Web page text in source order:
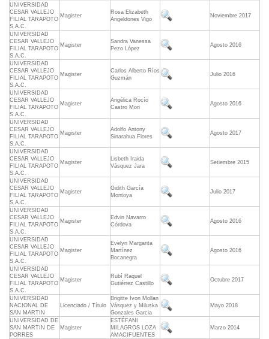
UNIVERSIDAD
CESAR VALLEJO
FILIAL TARAPOTO
S.A.C.
Magister
Rosa Elizabeth
Angeldones Vigo
Noviembre 2017
UNIVERSIDAD
CESAR VALLEJO
FILIAL TARAPOTO
S.A.C.
Magister
Sandra Vanessa
Pezo López
Agosto 2016
UNIVERSIDAD
CESAR VALLEJO
FILIAL TARAPOTO
S.A.C.
Magister
Carlos Alberto Ríos
Guzmán
Julio 2016
UNIVERSIDAD
CESAR VALLEJO
FILIAL TARAPOTO
S.A.C.
Magister
Angélica Rocío
Castro Mori
Agosto 2016
UNIVERSIDAD
CESAR VALLEJO
FILIAL TARAPOTO
S.A.C.
Magister
Adolfo Antony
Sinarahua Flores
Agosto 2017
UNIVERSIDAD
CESAR VALLEJO
FILIAL TARAPOTO
S.A.C.
Magister
Lisbeth Iraida
Vásquez Jara
Setiembre 2015
UNIVERSIDAD
CESAR VALLEJO
FILIAL TARAPOTO
S.A.C.
Magister
Gidith García
Montoya
Julio 2017
UNIVERSIDAD
CESAR VALLEJO
FILIAL TARAPOTO
S.A.C.
Magister
Edvin Navarro
Córdova
Agosto 2016
UNIVERSIDAD
CESAR VALLEJO
FILIAL TARAPOTO
S.A.C.
Magister
Evelyn Margarita
Martínez
Bocanegra
Agosto 2016
UNIVERSIDAD
CESAR VALLEJO
FILIAL TARAPOTO
S.A.C.
Magister
Rubí Raquel
Gutiérrez Castillo
Octubre 2017
UNIVERSIDAD
NACIONAL DE
SAN MARTIN
Licenciado / Título
Brigitte Ivon Mollan
Vásquez y Miluska
Gonzales Garcia
Mayo 2018
UNIVERSIDAD DE
SAN MARTIN DE
PORRES
Magister
ESTÉFANI
MILAGROS LOZA
AMACIFUENTES
Marzo 2014